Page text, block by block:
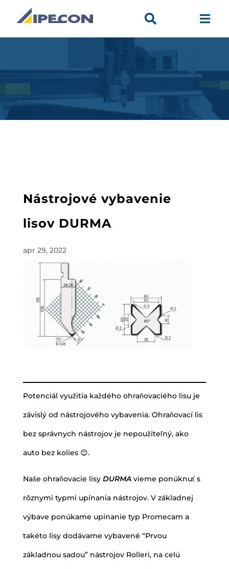
 
Nástrojové vybavenie
lisov DURMA
apr 29, 2022
Potenciál využitia každého ohraňovaciého lisu je
závislý od nástrojového vybavenia. Ohraňovací lis
bez správnych nástrojov je nepoužiteľný, ako
auto bez kolies 😊.
Naše ohraňovacie lisy DURMA vieme ponúknuť s
rôznymi typmi upínania nástrojov. V základnej
výbave ponúkame upínanie typ Promecam a
takéto lisy dodávame vybavené “Prvou
základnou sadou” nástrojov Rolleri, na celú